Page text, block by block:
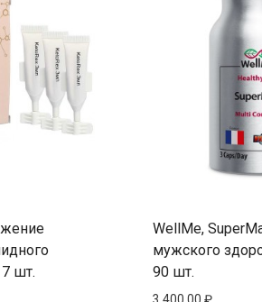
шт.
WellMe,
мужского
90 шт.